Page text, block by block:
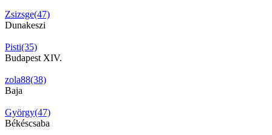
Zsizsge(47)
Dunakeszi
Pisti(35)
Budapest XIV.
zola88(38)
Baja
György(47)
Békéscsaba